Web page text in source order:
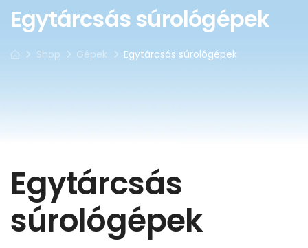
Egytárcsás súrológépek
Shop Gépek Egytárcsás súrológépek
Egytárcsás
súrológépek